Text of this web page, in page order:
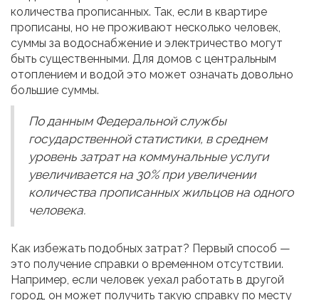
количества прописанных. Так, если в квартире
прописаны, но не проживают несколько человек,
суммы за водоснабжение и электричество могут
быть существенными. Для домов с центральным
отоплением и водой это может означать довольно
большие суммы.
По данным Федеральной службы
государственной статистики, в среднем
уровень затрат на коммунальные услуги
увеличивается на 30% при увеличении
количества прописанных жильцов на одного
человека.
Как избежать подобных затрат? Первый способ —
это получение справки о временном отсутствии.
Например, если человек уехал работать в другой
город, он может получить такую справку по месту